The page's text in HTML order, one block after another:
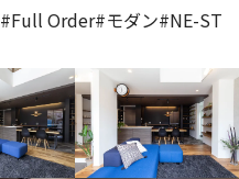
#Full Order#モダン#NE-ST